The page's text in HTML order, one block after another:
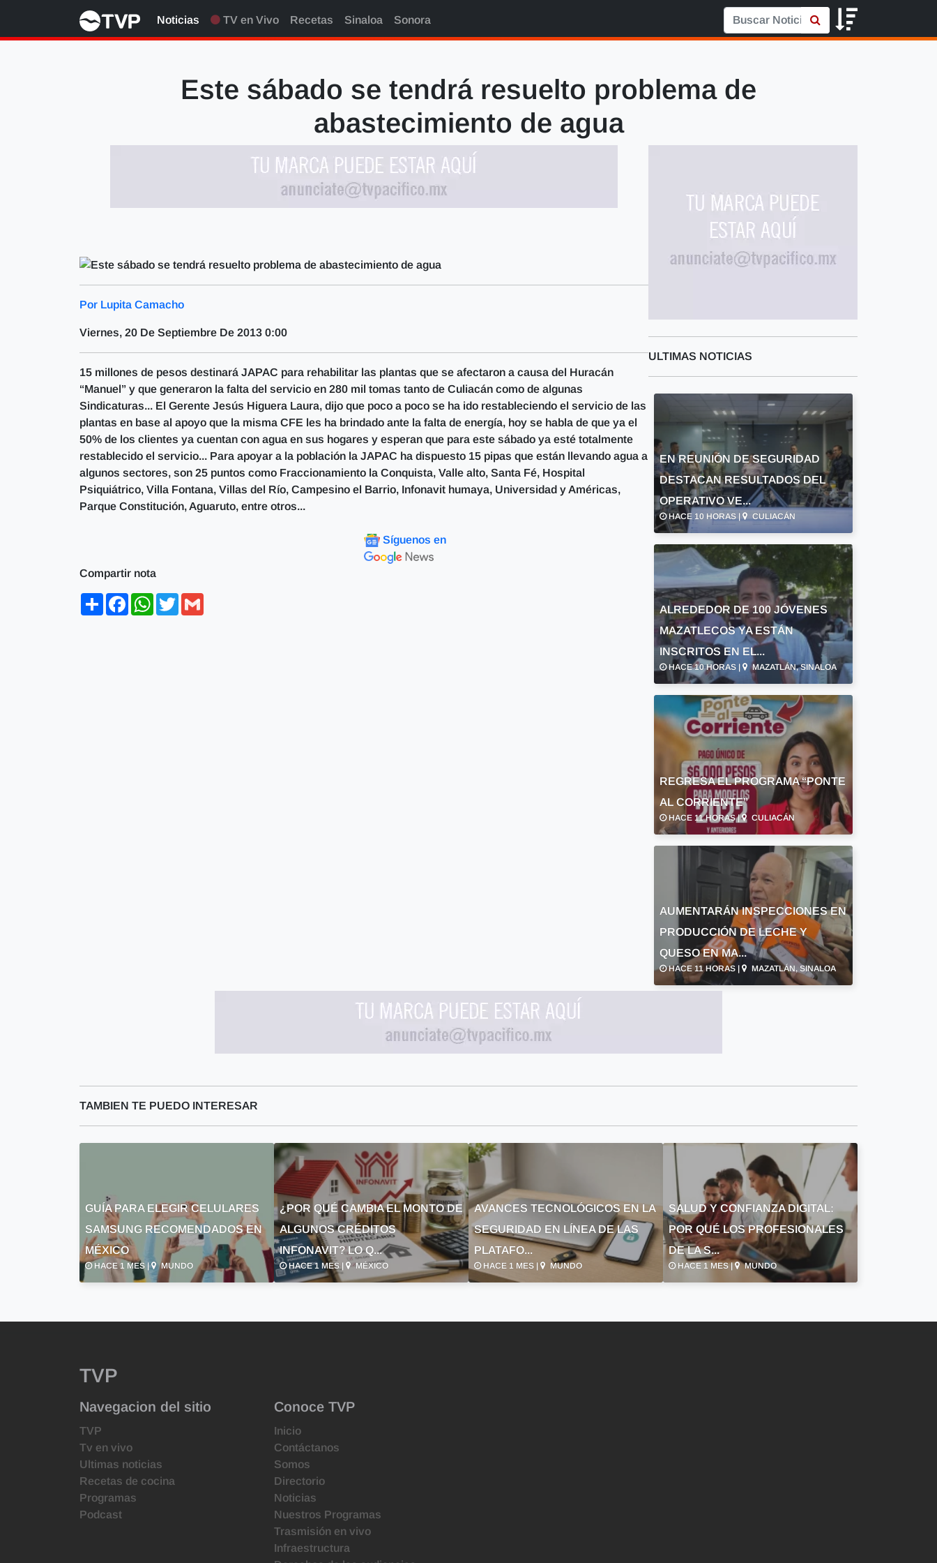
Noticias TV en Vivo Recetas Sinaloa Sonora
Este sábado se tendrá resuelto problema de
abastecimiento de agua
Por Lupita Camacho
Viernes, 20 De Septiembre De 2013 0:00
15 millones de pesos destinará JAPAC para rehabilitar las plantas que se afectaron a causa del Huracán
“Manuel” y que generaron la falta del servicio en 280 mil tomas tanto de Culiacán como de algunas
Sindicaturas... El Gerente Jesús Higuera Laura, dijo que poco a poco se ha ido restableciendo el servicio de las
plantas en base al apoyo que la misma CFE les ha brindado ante la falta de energía, hoy se habla de que ya el
50% de los clientes ya cuentan con agua en sus hogares y esperan que para este sábado ya esté totalmente
restablecido el servicio... Para apoyar a la población la JAPAC ha dispuesto 15 pipas que están llevando agua a
algunos sectores, son 25 puntos como Fraccionamiento la Conquista, Valle alto, Santa Fé, Hospital
Psiquiátrico, Villa Fontana, Villas del Río, Campesino el Barrio, Infonavit humaya, Universidad y Américas,
Parque Constitución, Aguaruto, entre otros...
Síguenos en
Compartir nota
ShareFacebookWhatsApp
Twitter
ULTIMAS NOTICIAS
EN REUNIÓN DE SEGURIDAD
DESTACAN RESULTADOS DEL
OPERATIVO VE...
HACE 10 HORAS | CULIACÁN
ALREDEDOR DE 100 JÓVENES
MAZATLECOS YA ESTÁN
INSCRITOS EN EL...
HACE 10 HORAS | MAZATLÁN, SINALOA
REGRESA EL PROGRAMA “PONTE
AL CORRIENTE”
HACE 11 HORAS | CULIACÁN
AUMENTARÁN INSPECCIONES EN
PRODUCCIÓN DE LECHE Y
QUESO EN MA...
HACE 11 HORAS | MAZATLÁN, SINALOA
TAMBIEN TE PUEDO INTERESAR
GUÍA PARA ELEGIR CELULARES
SAMSUNG RECOMENDADOS EN
MÉXICO
HACE 1 MES | MUNDO
¿POR QUÉ CAMBIA EL MONTO DE
ALGUNOS CRÉDITOS
INFONAVIT? LO Q...
HACE 1 MES | MÉXICO
AVANCES TECNOLÓGICOS EN LA
SEGURIDAD EN LÍNEA DE LAS
PLATAFO...
HACE 1 MES | MUNDO
SALUD Y CONFIANZA DIGITAL:
POR QUÉ LOS PROFESIONALES
DE LA S...
HACE 1 MES | MUNDO
TVP
Navegacion del sitio
TVP
Tv en vivo
Ultimas noticias
Recetas de cocina
Programas
Podcast
Conoce TVP
Inicio
Contáctanos
Somos
Directorio
Noticias
Nuestros Programas
Trasmisión en vivo
Infraestructura